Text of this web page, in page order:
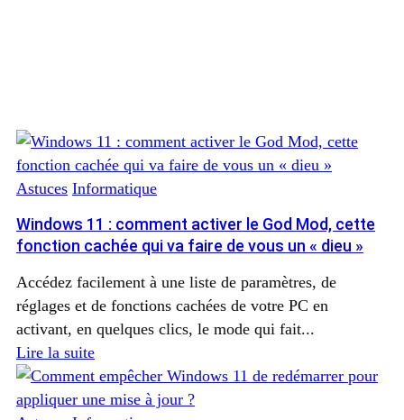
Astuces Informatique
Windows 11 : comment activer le God Mod, cette
fonction cachée qui va faire de vous un « dieu »
Accédez facilement à une liste de paramètres, de
réglages et de fonctions cachées de votre PC en
activant, en quelques clics, le mode qui fait...
Lire la suite